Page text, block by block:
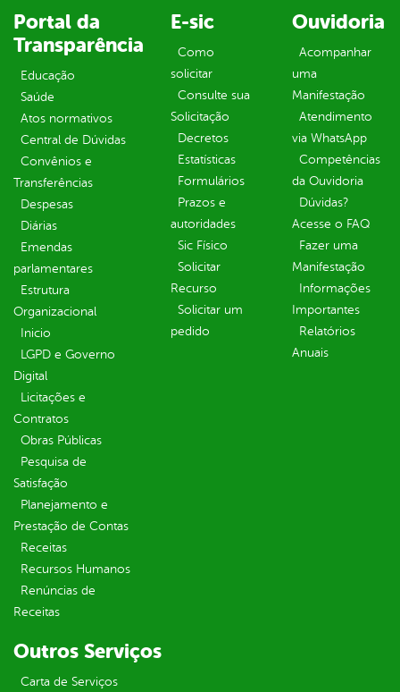
Portal da
Transparência
Educação
Saúde
Atos normativos
Central de Dúvidas
Convênios e
Transferências
Despesas
Diárias
Emendas
parlamentares
Estrutura
Organizacional
Inicio
LGPD e Governo
Digital
Licitações e
Contratos
Obras Públicas
Pesquisa de
Satisfação
Planejamento e
Prestação de Contas
Receitas
Recursos Humanos
Renúncias de
Receitas
E-sic
Como
solicitar
Consulte sua
Solicitação
Decretos
Estatísticas
Formulários
Prazos e
autoridades
Sic Físico
Solicitar
Recurso
Solicitar um
pedido
Ouvidoria
Acompanhar
uma
Manifestação
Atendimento
via WhatsApp
Competências
da Ouvidoria
Dúvidas?
Acesse o FAQ
Fazer uma
Manifestação
Informações
Importantes
Relatórios
Anuais
Outros Serviços
Carta de Serviços